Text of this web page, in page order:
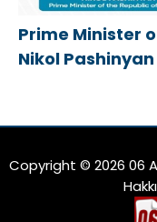
Prime Minister
Nikol
Copyright © 2026 06